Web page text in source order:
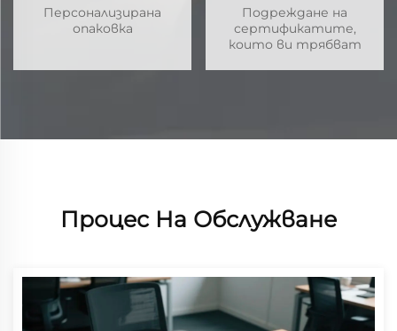
Персонализирана
опаковка
Подреждане на
сертификатите,
които ви трябват
Процес На Обслужване